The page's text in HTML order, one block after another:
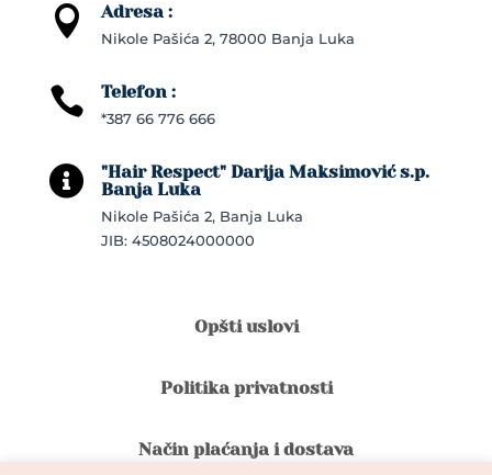
 Adresa :
Nikole Pašića 2, 78000 Banja Luka
 Telefon :
*387 66 776 666

"Hair Respect" Darija Maksimović s.p.
Banja Luka
Nikole Pašića 2, Banja Luka
JIB: 4508024000000
Opšti uslovi
Politika privatnosti
Način plaćanja i dostava